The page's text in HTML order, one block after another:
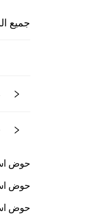
جميع
حوض
حوض
حوض